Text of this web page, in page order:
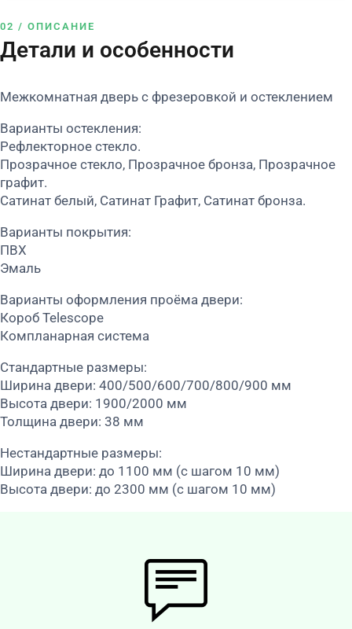
02 / ОПИСАНИЕ
Детали и особенности
Межкомнатная дверь с фрезеровкой и остеклением
Варианты остекления:
Рефлекторное стекло.
Прозрачное стекло, Прозрачное бронза, Прозрачное
графит.
Сатинат белый, Сатинат Графит, Сатинат бронза.
Варианты покрытия:
ПВХ
Эмаль
Варианты оформления проёма двери:
Короб Telescope
Компланарная система
Стандартные размеры:
Ширина двери: 400/500/600/700/800/900 мм
Высота двери: 1900/2000 мм
Толщина двери: 38 мм
Нестандартные размеры:
Ширина двери: до 1100 мм (с шагом 10 мм)
Высота двери: до 2300 мм (с шагом 10 мм)